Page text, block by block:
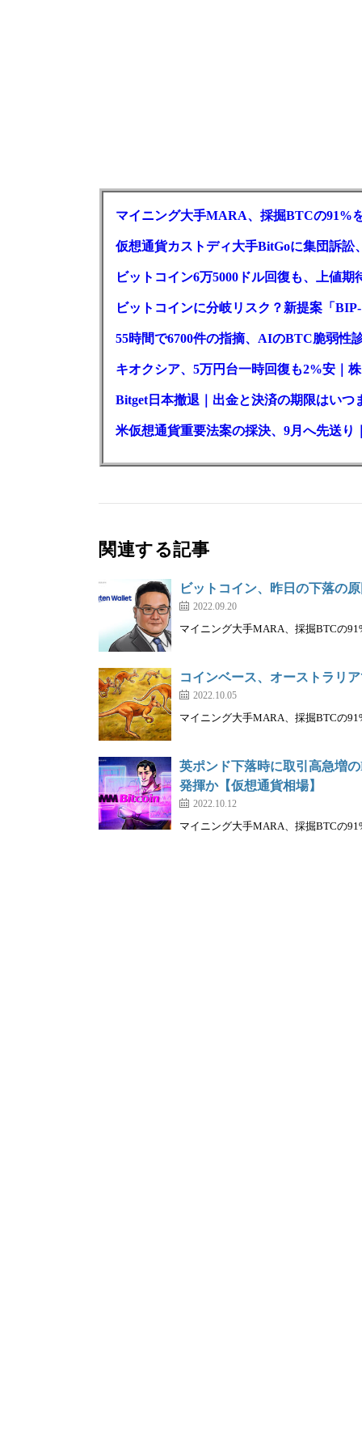
マイニング大手MARA、採掘BTCの91%
仮想通貨カストディ大手BitGoに集団訴訟
ビットコイン6万5000ドル回復も、上値期
ビットコインに分岐リスク？新提案「
55時間で6700件の指摘、AIのBTC脆弱性
キオクシア、5万円台一時回復も2%安｜
Bitget日本撤退｜出金と決済の期限はいつ
米仮想通貨重要法案の採決、9月へ先送り
関連する記事
ビットコイン、昨日の下落の
2022.09.20
マイニング大手MARA、採掘BTCの
コインベース、オーストラリ
2022.10.05
マイニング大手MARA、採掘BTCの
英ポンド下落時に取引高急増
発揮か【仮想通貨相場】
2022.10.12
マイニング大手MARA、採掘BTCの